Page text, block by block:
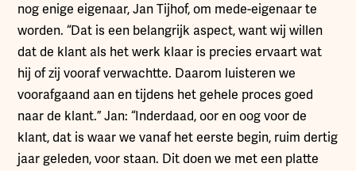
nog enige eigenaar, Jan Tijhof, om mede-eigenaar te
worden. “Dat is een belangrijk aspect, want wij willen
dat de klant als het werk klaar is precies ervaart wat
hij of zij vooraf verwachtte. Daarom luisteren we
voorafgaand aan en tijdens het gehele proces goed
naar de klant.” Jan: “Inderdaad, oor en oog voor de
klant, dat is waar we vanaf het eerste begin, ruim dertig
jaar geleden, voor staan. Dit doen we met een platte